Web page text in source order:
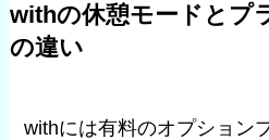
withの休憩モードとプ
の違い
withには有料のオプション